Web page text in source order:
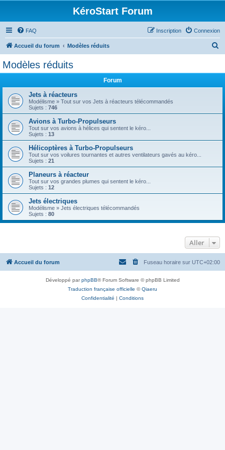
KéroStart Forum
FAQ Connexion
Inscription
Accueil du forum Modèles réduits
e
Modèles réduits
Forum
Jets à réacteurs
Modélisme » Tout sur vos Jets à réacteurs télécommandés
Sujets : 746
Avions à Turbo-Propulseurs
Tout sur vos avions à hélices qui sentent le kéro...
Sujets : 13
Hélicoptères à Turbo-Propulseurs
Tout sur vos voilures tournantes et autres ventilateurs gavés au kéro...
Sujets : 21
Planeurs à réacteur
Tout sur vos grandes plumes qui sentent le kéro...
Sujets : 12
Jets électriques
Modélisme » Jets électriques télécommandés
Sujets : 80
Aller
Accueil du forum Fuseau horaire sur UTC+02:00
Développé parphpBB® Forum Software © phpBB Limited
Traduction française officielle ©Qiaeru
Confidentialité | Conditions